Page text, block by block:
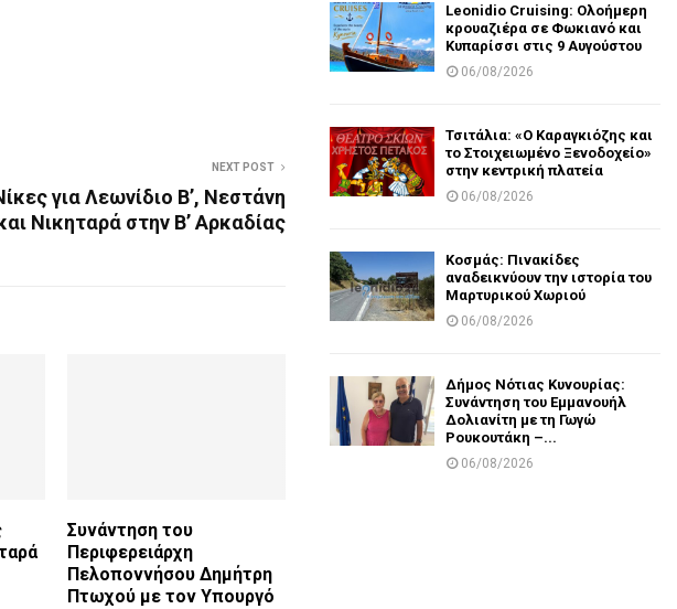
NEXT POST
για Λεωνίδιο Β’, Νεστάνη
Νικηταρά στην Β’ Αρκαδίας
Συνάντηση του
Περιφερειάρχη
Πελοποννήσου Δημήτρη
Πτωχού με τον Υπουργό
Leonidio Cruising: Ολοήμερη
κρουαζιέρα σε Φωκιανό και
Κυπαρίσσι στις 9 Αυγούστου
06/08/2026
Τσιτάλια: «Ο Καραγκιόζης και
το Στοιχειωμένο Ξενοδοχείο»
στην κεντρική πλατεία
06/08/2026
Κοσμάς: Πινακίδες
αναδεικνύουν την ιστορία του
Μαρτυρικού Χωριού
06/08/2026
Δήμος Νότιας Κυνουρίας:
Συνάντηση του Εμμανουήλ
Δολιανίτη με τη Γωγώ
Ρουκουτάκη –...
06/08/2026